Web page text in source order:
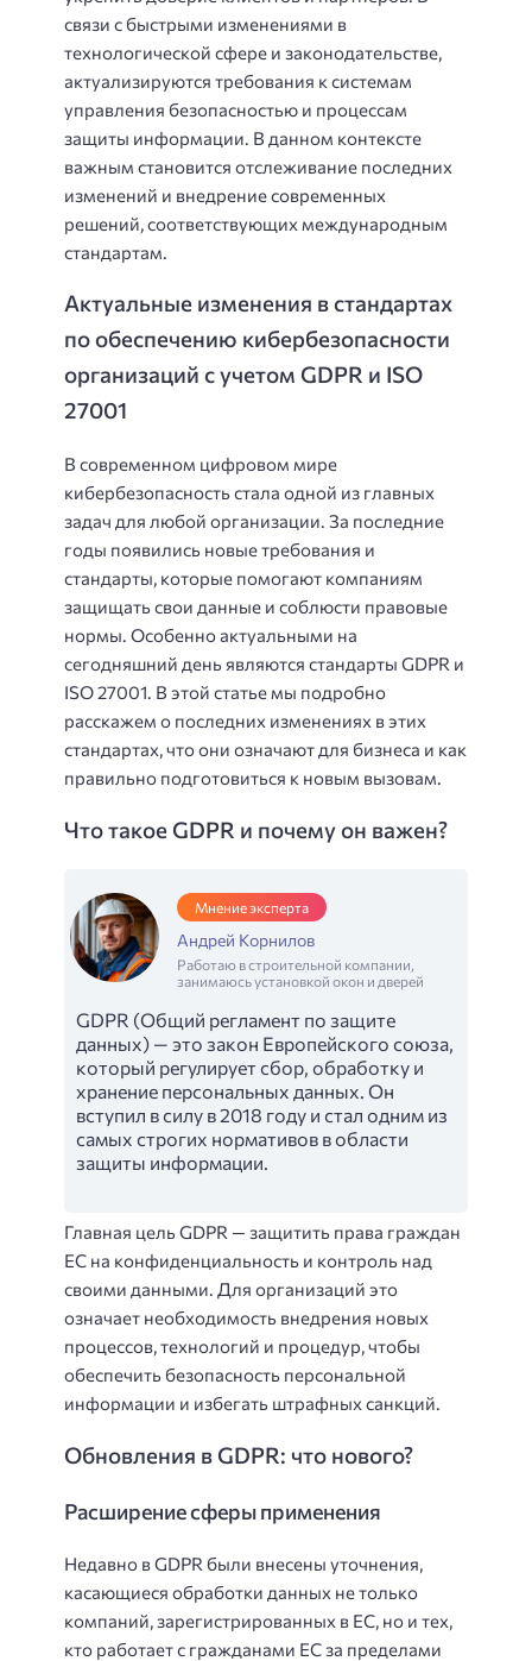
связи с быстрыми изменениями в
технологической сфере и законодательстве,
актуализируются требования к системам
управления безопасностью и процессам
защиты информации. В данном контексте
важным становится отслеживание последних
изменений и внедрение современных
решений, соответствующих международным
стандартам.
Актуальные изменения в стандартах
по обеспечению кибербезопасности
организаций с учетом GDPR и ISO
27001
В современном цифровом мире
кибербезопасность стала одной из главных
задач для любой организации. За последние
годы появились новые требования и
стандарты, которые помогают компаниям
защищать свои данные и соблюсти правовые
нормы. Особенно актуальными на
сегодняшний день являются стандарты GDPR и
ISO 27001. В этой статье мы подробно
расскажем о последних изменениях в этих
стандартах, что они означают для бизнеса и как
правильно подготовиться к новым вызовам.
Что такое GDPR и почему он важен?
Мнение эксперта
Андрей Корнилов
Работаю в строительной компании,
занимаюсь установкой окон и дверей
GDPR (Общий регламент по защите
данных) — это закон Европейского союза,
который регулирует сбор, обработку и
хранение персональных данных. Он
вступил в силу в 2018 году и стал одним из
самых строгих нормативов в области
защиты информации.
Главная цель GDPR — защитить права граждан
ЕС на конфиденциальность и контроль над
своими данными. Для организаций это
означает необходимость внедрения новых
процессов, технологий и процедур, чтобы
обеспечить безопасность персональной
информации и избегать штрафных санкций.
Обновления в GDPR: что нового?
Расширение сферы применения
Недавно в GDPR были внесены уточнения,
касающиеся обработки данных не только
компаний, зарегистрированных в ЕС, но и тех,
кто работает с гражданами ЕС за пределами